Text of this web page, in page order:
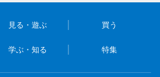
見る・遊ぶ 買う
学ぶ・知る 特集